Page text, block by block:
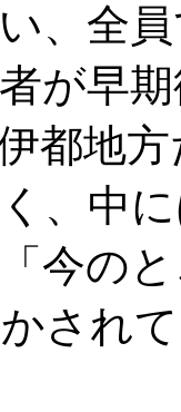
、全
が早
都地
、中
今の
され